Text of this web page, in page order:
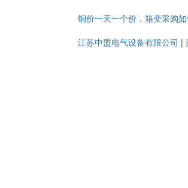
铜价一天一个价，箱变采购
江苏中盟电气设备有限公司 |